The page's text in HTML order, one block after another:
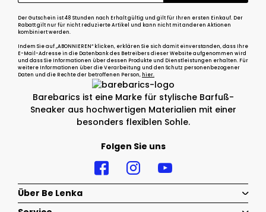
Barebarics ist eine Marke für stylische Barfuß-
Sneaker aus hochwertigen Materialien mit einer
besonders flexiblen Sohle.
Folgen Sie uns
Der Gutschein ist 48 Stunden nach Erhalt gültig und gilt für Ihren ersten Einkauf. Der
Rabatt gilt nur für nicht reduzierte Artikel und kann nicht mit anderen Aktionen
kombiniert werden.
Indem Sie auf „ABONNIEREN“ klicken, erklären Sie sich damit einverstanden, dass Ihre
E-Mail-Adresse in die Datenbank des Betreibers dieser Website aufgenommen wird
und dass Sie Informationen über dessen Produkte und Dienstleistungen erhalten. Für
weitere Informationen über die Verarbeitung und den Schutz personenbezogener
Daten und die Rechte der betroffenen Person, hier.
Über Be Lenka